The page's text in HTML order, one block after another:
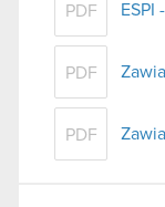
PDF ESPI
PDF
PDF